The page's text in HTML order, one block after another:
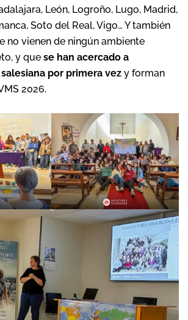
León, Logroño, Lugo, Madrid,
Soto del Real, Vigo… Y también
no vienen de ningún ambiente
y que se han acercado a
por primera vez y forman
2026.